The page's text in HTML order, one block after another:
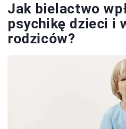
Jak bielactwo
psychikę dzieci i
rodziców?